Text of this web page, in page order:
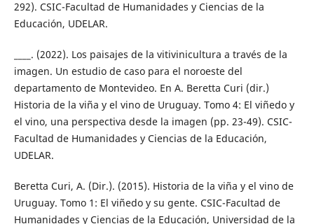
292). CSIC-Facultad de Humanidades y Ciencias de la
Educación, UDELAR.
____. (2022). Los paisajes de la vitivinicultura a través de la
imagen. Un estudio de caso para el noroeste del
departamento de Montevideo. En A. Beretta Curi (dir.)
Historia de la viña y el vino de Uruguay. Tomo 4: El viñedo y
el vino, una perspectiva desde la imagen (pp. 23-49). CSIC-
Facultad de Humanidades y Ciencias de la Educación,
UDELAR.
Beretta Curi, A. (Dir.). (2015). Historia de la viña y el vino de
Uruguay. Tomo 1: El viñedo y su gente. CSIC-Facultad de
Humanidades y Ciencias de la Educación, Universidad de la